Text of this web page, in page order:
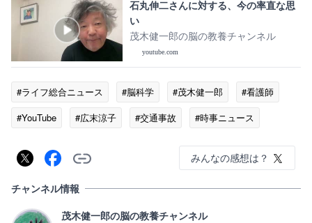
石丸伸二さんに対する、今の率直な思
い
茂木健一郎の脳の教養チャンネル
youtube.com
#ライフ総合ニュース #脳科学 #茂木健一郎
#看護師
#YouTube
#広末涼子 #交通事故 #時事ニュース
みんなの感想は？
チャンネル情報
茂木健一郎の脳の教養チャンネル